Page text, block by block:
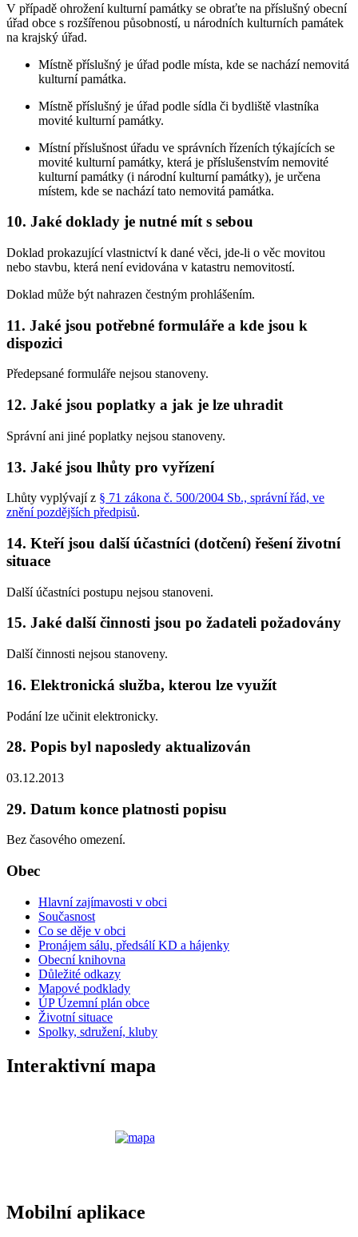
V případě ohrožení kulturní památky se obraťte na příslušný obecní
úřad obce s rozšířenou působností, u národních kulturních památek
na krajský úřad.
Místně příslušný je úřad podle místa, kde se nachází nemovitá
kulturní památka.
Místně příslušný je úřad podle sídla či bydliště vlastníka
movité kulturní památky.
Místní příslušnost úřadu ve správních řízeních týkajících se
movité kulturní památky, která je příslušenstvím nemovité
kulturní památky (i národní kulturní památky), je určena
místem, kde se nachází tato nemovitá památka.
10. Jaké doklady je nutné mít s sebou
Doklad prokazující vlastnictví k dané věci, jde-li o věc movitou
nebo stavbu, která není evidována v katastru nemovitostí.
Doklad může být nahrazen čestným prohlášením.
11. Jaké jsou potřebné formuláře a kde jsou k
dispozici
Předepsané formuláře nejsou stanoveny.
12. Jaké jsou poplatky a jak je lze uhradit
Správní ani jiné poplatky nejsou stanoveny.
13. Jaké jsou lhůty pro vyřízení
Lhůty vyplývají z § 71 zákona č. 500/2004 Sb., správní řád, ve
znění pozdějších předpisů.
14. Kteří jsou další účastníci (dotčení) řešení životní
situace
Další účastníci postupu nejsou stanoveni.
15. Jaké další činnosti jsou po žadateli požadovány
Další činnosti nejsou stanoveny.
16. Elektronická služba, kterou lze využít
Podání lze učinit elektronicky.
28. Popis byl naposledy aktualizován
03.12.2013
29. Datum konce platnosti popisu
Bez časového omezení.
Obec
Hlavní zajímavosti v obci
Současnost
Co se děje v obci
Pronájem sálu, předsálí KD a hájenky
Obecní knihovna
Důležité odkazy
Mapové podklady
ÚP Územní plán obce
Životní situace
Spolky, sdružení, kluby
Interaktivní mapa
Mobilní aplikace